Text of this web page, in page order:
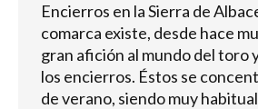
Encierros en la Sierra de
comarca existe, desde hace
gran afición al mundo del toro
los encierros. Éstos se
de verano, siendo muy